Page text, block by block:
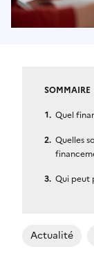
SOMMAIRE
Quel
Quelles
Qui peut
Actualité